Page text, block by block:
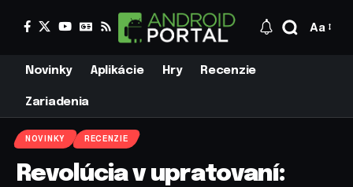
Aa
Novinky Aplikácie Hry Recenzie
Zariadenia
NOVINKY RECENZIE
Revolúcia v upratovaní: